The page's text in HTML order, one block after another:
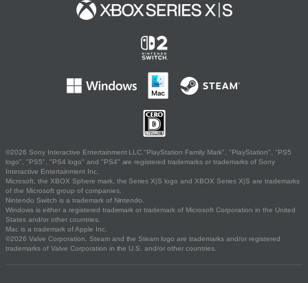
©2026 Sony Interactive Entertainment LLC."PlayStation Family Mark", "PlayStation", "PS5
logo", "PS5", "PS4 logo" and "PS4" are registered trademarks or trademarks of Sony
Interactive Entertainment Inc.
Microsoft, the XBOX Sphere mark, the Series X|S logo and XBOX Series X|S are trademarks
of the Microsoft group of companies.
Nintendo Switch is a trademark of Nintendo.
Windows is either a registered trademark or trademark of Microsoft Corporation in the United
States and/or other countries.
Mac is a trademark of Apple Inc.
©2026 Valve Corporation. Steam and the Steam logo are trademarks and/or registered
trademarks of Valve Corporation in the U.S. and/or other countries.